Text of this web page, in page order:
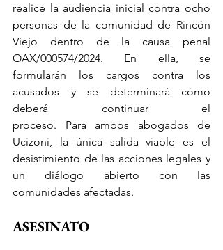
realice la audiencia inicial contra ocho
personas de la comunidad de Rincón
Viejo dentro de la causa penal
OAX/000574/2024. En ella, se
formularán los cargos contra los
acusados y se determinará cómo
deberá continuar el
proceso. Para ambos abogados de
Ucizoni, la única salida viable es el
desistimiento de las acciones legales y
un diálogo abierto con las
comunidades afectadas.
ASESINATO